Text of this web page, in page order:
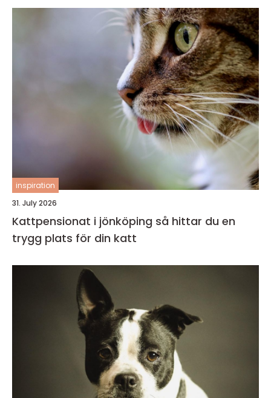
inspiration
31. July 2026
Kattpensionat i jönköping så hittar du en
trygg plats för din katt